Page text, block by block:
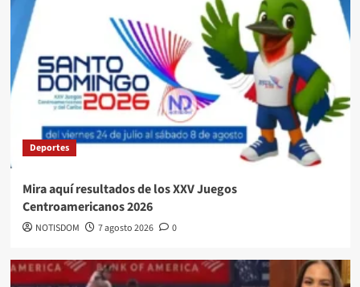
Deportes
Mira aquí resultados de los XXV Juegos
Centroamericanos 2026
NOTISDOM 7 agosto 2026 0